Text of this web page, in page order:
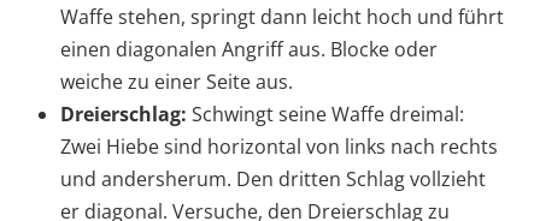
Waffe stehen, springt dann leicht hoch und führt
einen diagonalen Angriff aus. Blocke oder
weiche zu einer Seite aus.
Dreierschlag: Schwingt seine Waffe dreimal:
Zwei Hiebe sind horizontal von links nach rechts
und andersherum. Den dritten Schlag vollzieht
er diagonal. Versuche, den Dreierschlag zu